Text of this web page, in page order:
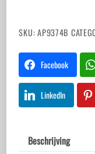
SKU:AP9374B
Facebook
LinkedIn
Beschrijving